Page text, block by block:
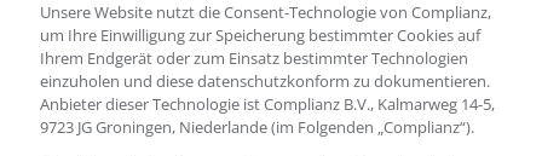
Unsere Website nutzt die Consent-Technologie von Complianz,
um Ihre Einwilligung zur Speicherung bestimmter Cookies auf
Ihrem Endgerät oder zum Einsatz bestimmter Technologien
einzuholen und diese datenschutzkonform zu dokumentieren.
Anbieter dieser Technologie ist Complianz B.V., Kalmarweg 14-5,
9723 JG Groningen, Niederlande (im Folgenden „Complianz“).